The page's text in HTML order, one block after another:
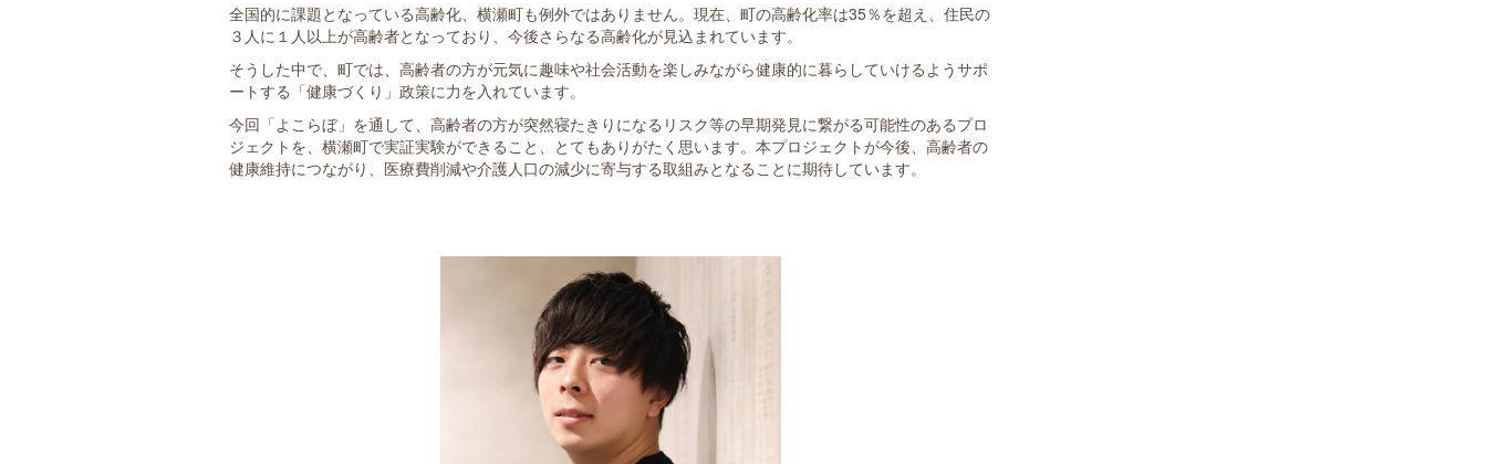
全国的に課題となっている高齢化、横瀬町も例外ではありません。現在、町の高齢化率は35％を超え、住民の
３人に１人以上が高齢者となっており、今後さらなる高齢化が見込まれています。
そうした中で、町では、高齢者の方が元気に趣味や社会活動を楽しみながら健康的に暮らしていけるようサポ
ートする「健康づくり」政策に力を入れています。
今回「よこらぼ」を通して、高齢者の方が突然寝たきりになるリスク等の早期発見に繋がる可能性のあるプロ
ジェクトを、横瀬町で実証実験ができること、とてもありがたく思います。本プロジェクトが今後、高齢者の
健康維持につながり、医療費削減や介護人口の減少に寄与する取組みとなることに期待しています。